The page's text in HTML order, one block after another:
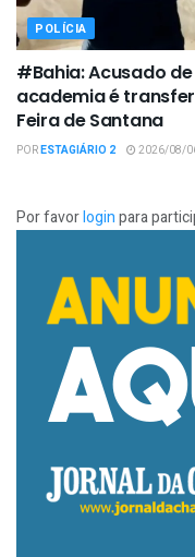
POLÍCIA
#Bahia: Acusado
academia é
Feira de Santana
PORESTAGIÁRIO 2 2026/08/
Por favorloginpara